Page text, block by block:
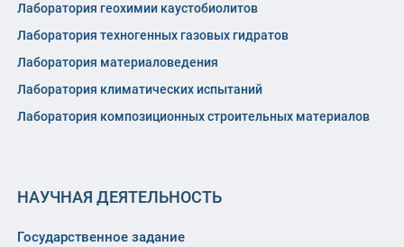
Лаборатория геохимии каустобиолитов
Лаборатория техногенных газовых гидратов
Лаборатория материаловедения
Лаборатория климатических испытаний
Лаборатория композиционных строительных материалов
НАУЧНАЯ ДЕЯТЕЛЬНОСТЬ
Государственное задание